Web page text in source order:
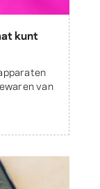
kunt
van